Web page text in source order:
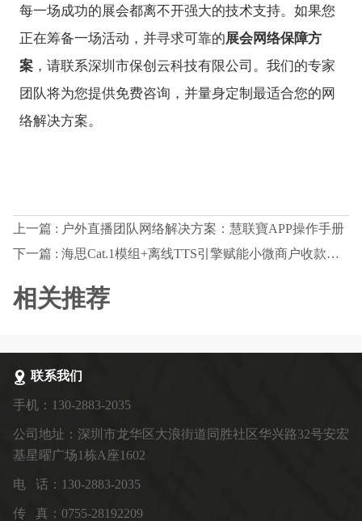
每一场成功的展会都离不开强大的技术支持。如果您
正在筹备一场活动，并寻求可靠的展会网络保障方
案，请联系深圳市保创云科技有限公司。我们的专家
团队将为您提供免费咨询，并量身定制最适合您的网
络解决方案。
上一篇 : 户外直播团队网络解决方案：慧联寶APP操作手册
下一篇 : 海思Cat.1模组+离线TTS引擎赋能小微商户收款扫码盒新体验
相关推荐
联系我们
手机：130-2883-2035
公司地址：深圳市龙华区大浪街道同胜社区华兴路32号安宏
基星曜广场1栋A座1602
电 话：130-2883-2035
传 真：0755-28192209